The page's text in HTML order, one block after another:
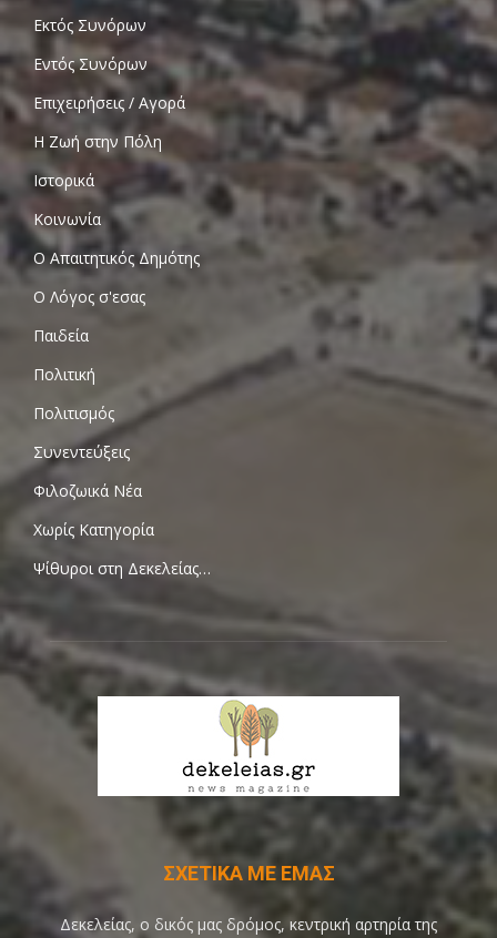
Εκτός Συνόρων
Εντός Συνόρων
Επιχειρήσεις / Αγορά
Η Ζωή στην Πόλη
Ιστορικά
Κοινωνία
Ο Απαιτητικός Δημότης
Ο Λόγος σ'εσας
Παιδεία
Πολιτική
Πολιτισμός
Συνεντεύξεις
Φιλοζωικά Νέα
Χωρίς Κατηγορία
Ψίθυροι στη Δεκελείας…
ΣΧΕΤΙΚΑ ΜΕ ΕΜΑΣ
Δεκελείας, ο δικός μας δρόμος, κεντρική αρτηρία της